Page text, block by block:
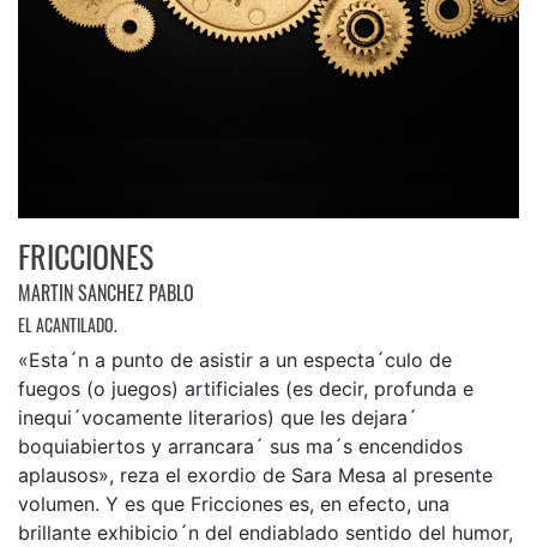
FRICCIONES
MARTIN SANCHEZ PABLO
EL ACANTILADO.
«Esta´n a punto de asistir a un especta´culo de
fuegos (o juegos) artificiales (es decir, profunda e
inequi´vocamente literarios) que les dejara´
boquiabiertos y arrancara´ sus ma´s encendidos
aplausos», reza el exordio de Sara Mesa al presente
volumen. Y es que Fricciones es, en efecto, una
brillante exhibicio´n del endiablado sentido del humor,